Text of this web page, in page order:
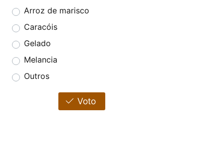
Arroz de marisco
Caracóis
Gelado
Melancia
Outros
Voto